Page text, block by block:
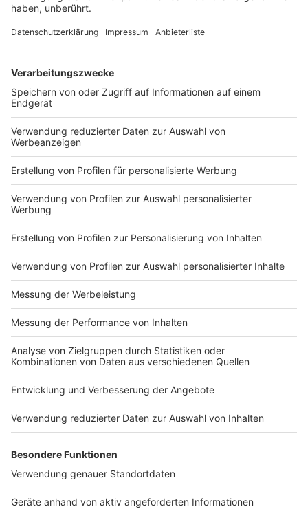
ihren Fahrzeugen frontal zusammengestoßen. Ein
DEINE GEMERKTEN ARTIKEL
Du hast dir noch keine Artikel gemerkt
Markiere sie hierfür mit einem
Impressum
Nutzungsbedingungen
Jobs
Presse
Werben
Archiv
ANTENNE BAYERN GROUP
Kontakt
Studio-Hotline
Verkehrs-Hotline
Newsletter